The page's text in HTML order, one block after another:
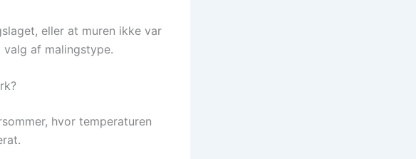
eller at muren ikke var
af malingstype.
hvor temperaturen